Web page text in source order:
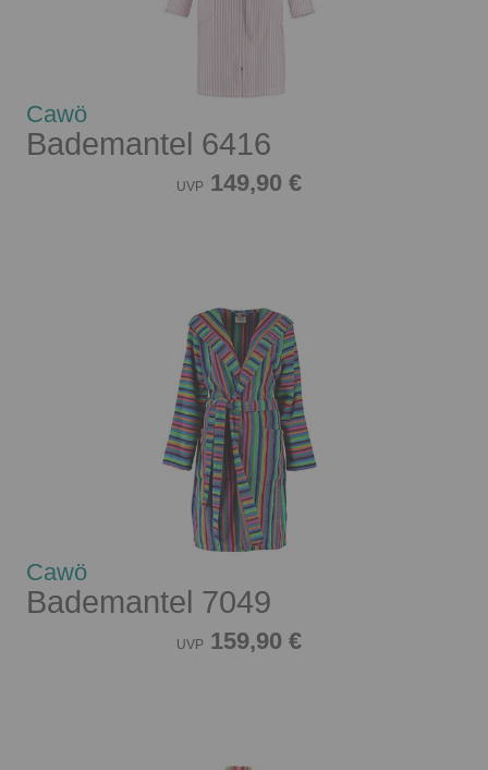
Cawö
Bademantel 6416
UVP 149,90 €
Cawö
Bademantel 7049
UVP 159,90 €